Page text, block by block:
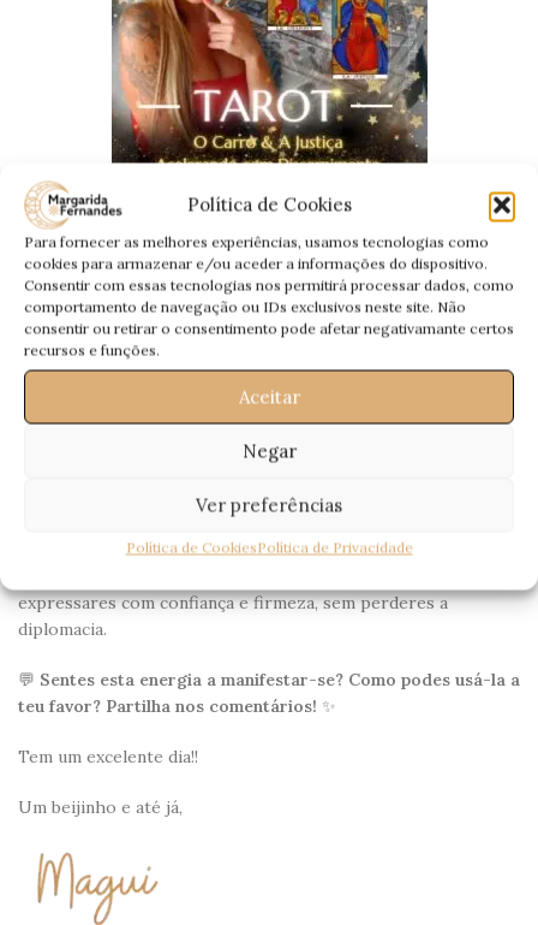
Política de Cookies
Para fornecer as melhores experiências, usamos tecnologias como
cookies para armazenar e/ou aceder a informações do dispositivo.
Consentir com essas tecnologias nos permitirá processar dados, como
comportamento de navegação ou IDs exclusivos neste site. Não
consentir ou retirar o consentimento pode afetar negativamante certos
recursos e funções.
Aceitar
Negar
Ver preferências
Política de CookiesPolítica de Privacidade
🃏 Tarot – O Carro & A Justiça
🚀O Carro– Representamovimento e determinação. Como
Mercúrio em Carneiro/Áries, incentiva a acção imediata e o
avanço sem medos.
clareza e decisões bem pensadas
Um lembrete para equilibrares rapidez com racionalidade.
Este é um excelente momento para agires, mas não te
expressares com confiança e firmeza, sem perderes a
diplomacia.
💬 Sentes esta energia a manifestar-se? Como podes usá-la a
teu favor? Partilha nos comentários! ✨
Tem um excelente dia!!
Um beijinho e até já,